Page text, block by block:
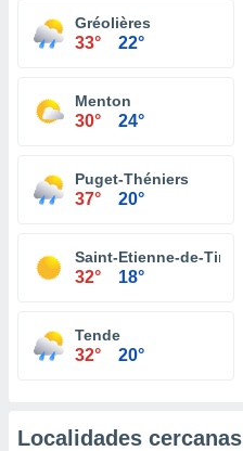
Gréolières
33° 22°
Menton
30° 24°
Puget-Théniers
37° 20°
Saint-Etienne-de-Tinée
32° 18°
Tende
32° 20°
Localidades cercanas